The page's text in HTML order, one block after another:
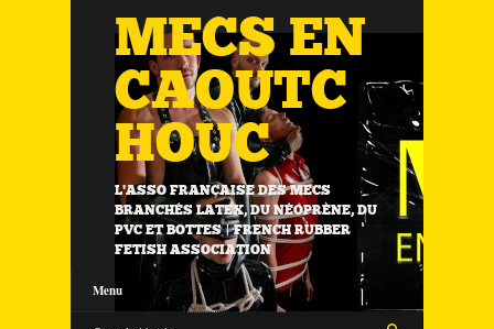
MECS EN
CAOUTC
HOUC
L'ASSO FRANÇAISE DES MECS
BRANCHÉS LATEX, DU NÉOPRÈNE, DU
PVC ET BOTTES | FRENCH RUBBER
FETISH ASSOCIATION
Menu